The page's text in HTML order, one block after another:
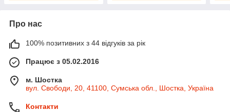
Про нас
100% позитивних з 44 відгуків за рік
Працює з 05.02.2016
м. Шостка
вул. Свободи, 20, 41100, Сумська обл., Шостка, Україна
Контакти